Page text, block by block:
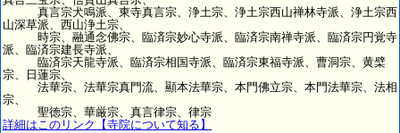
真言宗犬鳴派、東寺真言宗、浄土宗、浄土宗西山禅林寺派、浄土宗西
山深草派、西山浄土宗、
時宗、融通念佛宗、臨済宗妙心寺派、臨済宗南禅寺派、臨済宗円覚寺
派、臨済宗建長寺派、
臨済宗天龍寺派、臨済宗相国寺派、臨済宗東福寺派、曹洞宗、黄檗
宗、日蓮宗、
法華宗、法華宗真門流、顯本法華宗、本門佛立宗、本門法華宗、法相
宗、
聖徳宗、華厳宗、真言律宗、律宗
詳細はこのリンク【寺院について知る】